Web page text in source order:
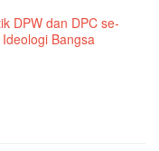
DPW dan DPC se-
Bangsa